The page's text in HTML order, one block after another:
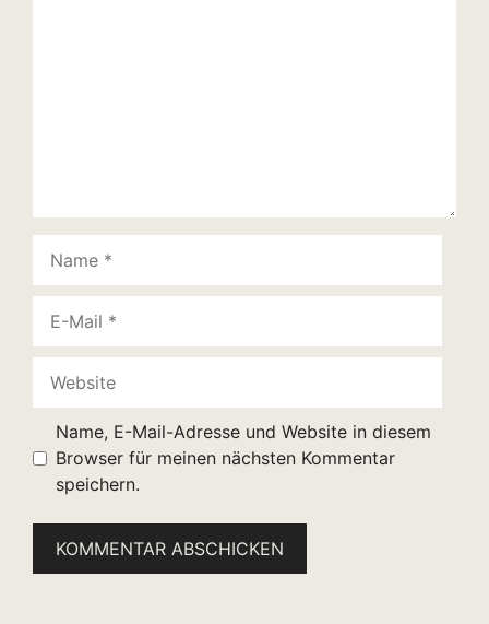
Mail
Name, E-Mail-Adresse und Website in diesem
Browser für meinen nächsten Kommentar
speichern.